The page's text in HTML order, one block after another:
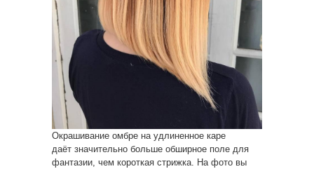
Окрашивание омбре на удлиненное каре
даёт значительно больше обширное поле для
фантазии, чем короткая стрижка. На фото вы